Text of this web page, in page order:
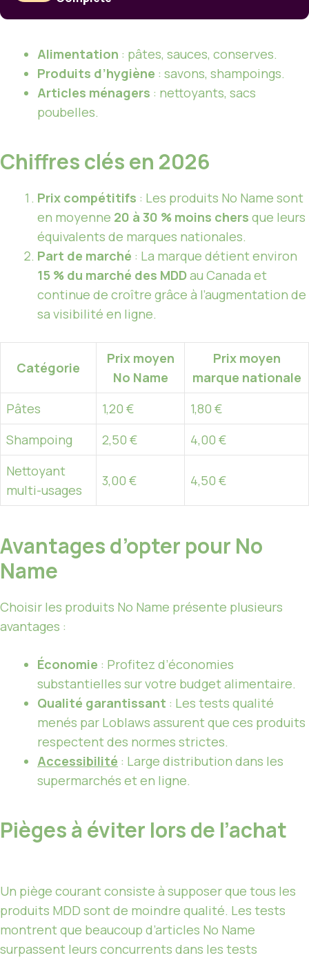
Alimentation : pâtes, sauces, conserves.
Produits d’hygiène : savons, shampoings.
Articles ménagers : nettoyants, sacs
poubelles.
Chiffres clés en 2026
Prix compétitifs : Les produits No Name sont
en moyenne 20 à 30 % moins chers que leurs
équivalents de marques nationales.
Part de marché : La marque détient environ
15 % du marché des MDDau Canada et
continue de croître grâce à l’augmentation de
sa visibilité en ligne.
Catégorie
Prix moyen
No Name
Prix moyen
marque nationale
Pâtes
1,20 €
1,80 €
Shampoing
2,50 €
4,00 €
Nettoyant
multi-usages
3,00 € 4,50 €
Avantages d’opter pour No
Name
Choisir les produits No Name présente plusieurs
avantages :
Économie : Profitez d’économies
substantielles sur votre budget alimentaire.
Qualité garantissant : Les tests qualité
menés par Loblaws assurent que ces produits
respectent des normes strictes.
Accessibilité : Large distribution dans les
supermarchés et en ligne.
Pièges à éviter lors de l’achat
Un piège courant consiste à supposer que tous les
produits MDD sont de moindre qualité. Les tests
montrent que beaucoup d’articles No Name
surpassent leurs concurrents dans les tests